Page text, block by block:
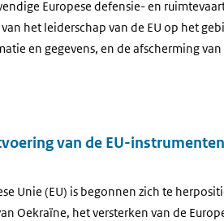
Europese defensie- en
het leiderschap van de EU op het
en gegevens, en de afscherming
van de EU-
Unie (EU) is begonnen zich te
Oekraïne, het versterken van de